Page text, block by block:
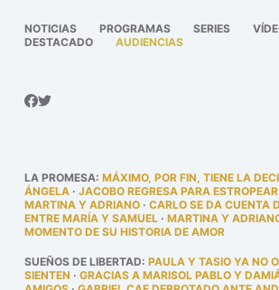
NOTICIAS PROGRAMAS SERIES
DESTACADO
AUDIENCIAS
LA PROMESA: MÁXIMO, POR FIN, TIENE LA
ÁNGELA· JACOBO REGRESA PARA
MARTINA Y ADRIANO· CARLO SE DA CUENTA
ENTRE MARÍA Y SAMUEL· MARTINA Y
MOMENTO DE SU HISTORIA DE AMOR
SUEÑOS DE LIBERTAD: PAULA Y TASIO YA NO
SIENTEN · GRACIAS A MARISOL PABLO Y